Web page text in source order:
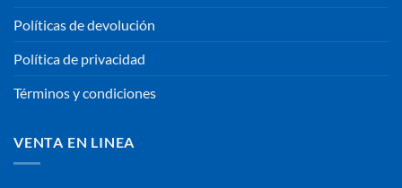
Políticas de devolución
Política de privacidad
Términos y condiciones
VENTA EN LINEA